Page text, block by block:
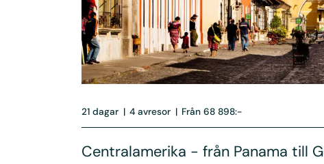
21 dagar | 4 avresor | Från 68 898:-
Centralamerika - från Panama till